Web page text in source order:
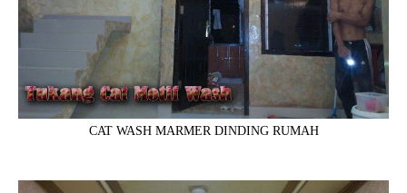
CAT WASH MARMER DINDING RUMAH